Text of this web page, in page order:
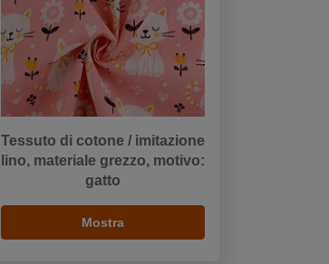
Tessuto di cotone / imitazione
lino, materiale grezzo, motivo:
gatto
Mostra